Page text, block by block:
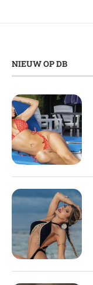
NIEUW OP DB